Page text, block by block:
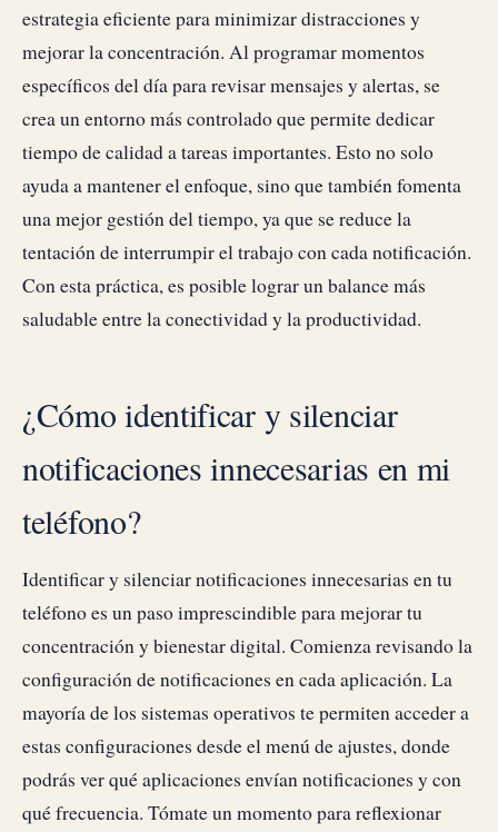
estrategia eficiente para minimizar distracciones y
mejorar la concentración. Al programar momentos
específicos del día para revisar mensajes y alertas, se
crea un entorno más controlado que permite dedicar
tiempo de calidad a tareas importantes. Esto no solo
ayuda a mantener el enfoque, sino que también fomenta
una mejor gestión del tiempo, ya que se reduce la
tentación de interrumpir el trabajo con cada notificación.
Con esta práctica, es posible lograr un balance más
saludable entre la conectividad y la productividad.
¿Cómo identificar y silenciar
notificaciones innecesarias en mi
teléfono?
Identificar y silenciar notificaciones innecesarias en tu
teléfono es un paso imprescindible para mejorar tu
concentración y bienestar digital. Comienza revisando la
configuración de notificaciones en cada aplicación. La
mayoría de los sistemas operativos te permiten acceder a
estas configuraciones desde el menú de ajustes, donde
podrás ver qué aplicaciones envían notificaciones y con
qué frecuencia. Tómate un momento para reflexionar